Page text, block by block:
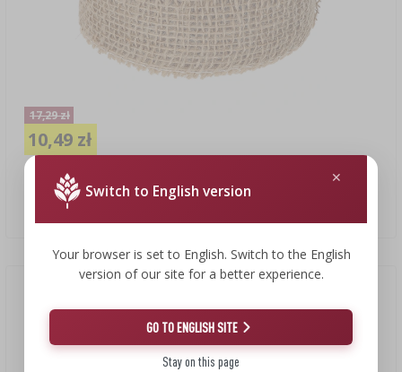
Taśma jutowa 5 cm / 8 m
17,29 zł
10,49 zł
1,31 PLN/m
Switch to English version
Your browser is set to English. Switch to the English
version of our site for a better experience.
GO TO ENGLISH SITE
Stay on this page